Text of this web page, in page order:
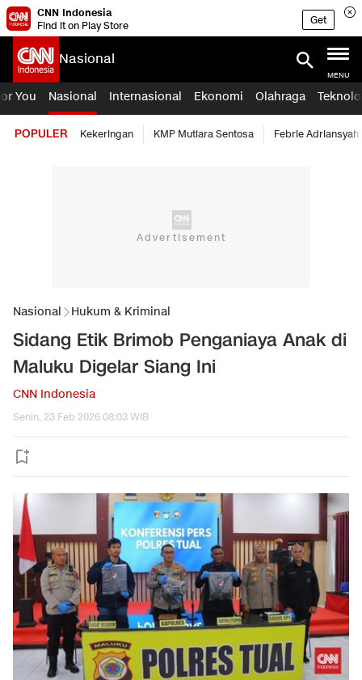
CNN Indonesia
Find it on Play Store
Get
Nasional
MENU
You Nasional Internasional Ekonomi Olahraga
POPULER Kekeringan KMP Mutiara Sentosa Febrie Adriansyah
Nasional Hukum & Kriminal
Sidang Etik Brimob Penganiaya Anak di
Maluku Digelar Siang Ini
CNN Indonesia
Senin, 23 Feb 2026 08:03 WIB